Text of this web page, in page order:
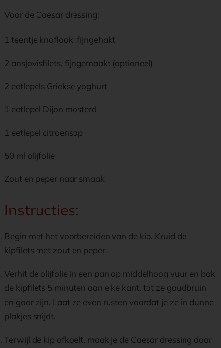
Voor de Caesar dressing:
1 teentje knoflook, fijngehakt
2 ansjovisfilets, fijngemaakt (optioneel)
2 eetlepels Griekse yoghurt
1 eetlepel Dijon mosterd
1 eetlepel citroensap
50 ml olijfolie
Zout en peper naar smaak
Instructies:
Begin met het voorbereiden van de kip. Kruid de
kipfilets met zout en peper.
Verhit de olijfolie in een pan op middelhoog vuur en bak
de kipfilets 5 minuten aan elke kant, tot ze goudbruin
en gaar zijn. Laat ze even rusten voordat je ze in dunne
plakjes snijdt.
Terwijl de kip afkoelt, maak je de Caesar dressing door